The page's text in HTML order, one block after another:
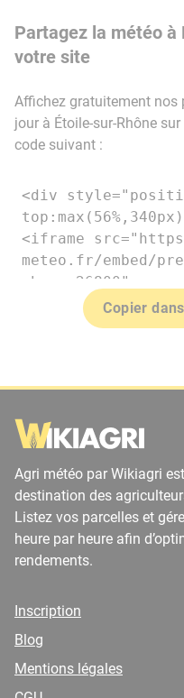
Partagez la météo
votre site
Affichez gratuitement nos
jour à Étoile-sur-Rhône
code suivant :
Copier
Agri météo par Wikiagri
destination des
Listez vos parcelles et
heure par heure afin
rendements.
Inscription
Blog
Mentions légales